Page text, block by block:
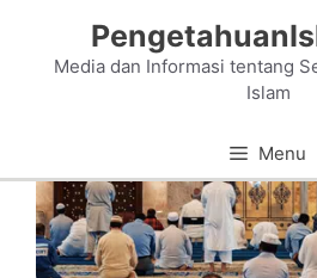
contentMedia dan Informasi tentang
Islam
Menu